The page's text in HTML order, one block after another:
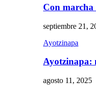
Con
septiembre 21,
Ayotzinapa
Ayotzinapa:
agosto 11, 2025